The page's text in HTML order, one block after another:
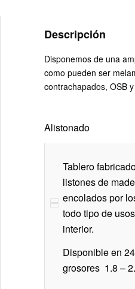
Descripción
Disponemos de una
como pueden ser
contrachapados, OSB
Alistonado
Tablero
listones de
encolados por
todo tipo de
interior.
Disponible en
grosores 1.8 –